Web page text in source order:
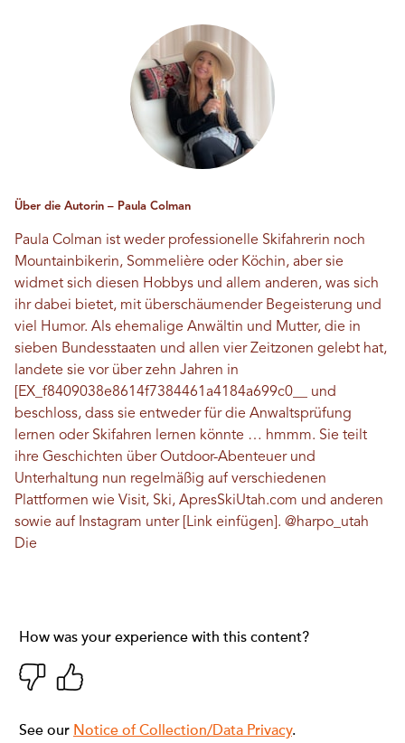
Über die Autorin – Paula Colman
Paula Colman ist weder professionelle Skifahrerin noch
Mountainbikerin, Sommelière oder Köchin, aber sie
widmet sich diesen Hobbys und allem anderen, was sich
ihr dabei bietet, mit überschäumender Begeisterung und
viel Humor. Als ehemalige Anwältin und Mutter, die in
sieben Bundesstaaten und allen vier Zeitzonen gelebt hat,
landete sie vor über zehn Jahren in
[EX_f8409038e8614f7384461a4184a699c0__ und
beschloss, dass sie entweder für die Anwaltsprüfung
lernen oder Skifahren lernen könnte … hmmm. Sie teilt
ihre Geschichten über Outdoor-Abenteuer und
Unterhaltung nun regelmäßig auf verschiedenen
Plattformen wie Visit, Ski, ApresSkiUtah.com und anderen
sowie auf Instagram unter [Link einfügen]. @harpo_utah
Die